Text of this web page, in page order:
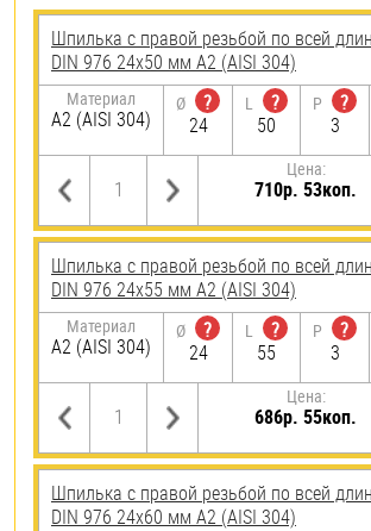
Шпилька с правой резьбой по всей
DIN 976 24х50 мм А2 (AISI 304)
Материал
А2 (AISI 304)
Ø
?
24
L
?
50
P
?
3
Цена:
710р. 53коп.
Шпилька с правой резьбой по всей
DIN 976 24х55 мм А2 (AISI 304)
Материал
А2 (AISI 304)
Ø
?
24
L
?
55
P
?
3
Цена:
686р. 55коп.
Шпилька с правой резьбой по всей
DIN 976 24х60 мм А2 (AISI 304)